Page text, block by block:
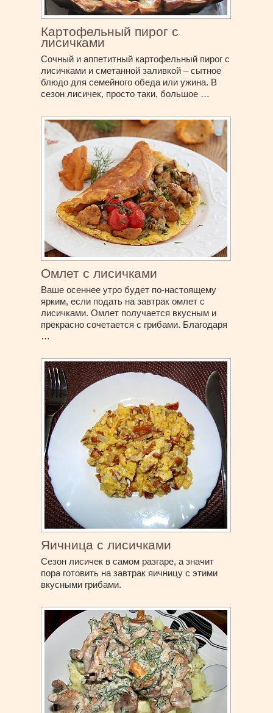
Картофельный пирог с
лисичками
Сочный и аппетитный картофельный пирог с
лисичками и сметанной заливкой – сытное
блюдо для семейного обеда или ужина. В
сезон лисичек, просто таки, большое …
Омлет с лисичками
Ваше осеннее утро будет по-настоящему
ярким, если подать на завтрак омлет с
лисичками. Омлет получается вкусным и
прекрасно сочетается с грибами. Благодаря
…
Яичница с лисичками
Сезон лисичек в самом разгаре, а значит
пора готовить на завтрак яичницу с этими
вкусными грибами.